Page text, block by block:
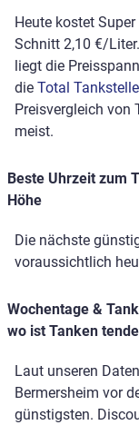
Heute kostet
Schnitt 2,10 €/
liegt die
die Total
Preisvergleich von
meist.
Beste Uhrzeit zum
Höhe
Die nächste
voraussichtlich
Wochentage &
wo ist Tanken
Laut unseren
Bermersheim vor
günstigsten.